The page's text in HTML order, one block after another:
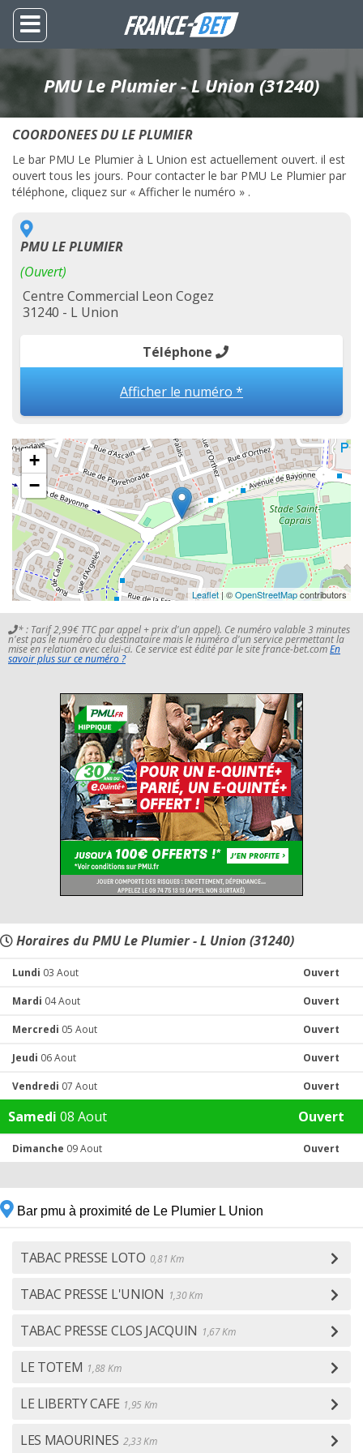
PMU Le Plumier - L Union (31240)
COORDONEES DU LE PLUMIER
Le bar PMU Le Plumier à L Union est actuellement ouvert. il est
ouvert tous les jours. Pour contacter le bar PMU Le Plumier par
téléphone, cliquez sur « Afficher le numéro » .
PMU LE PLUMIER
(Ouvert)
Centre Commercial Leon Cogez
31240 - L Union
Téléphone
Afficher le numéro *
+
−
Leaflet| ©OpenStreetMapcontributors
* : Tarif 2,99€ TTC par appel + prix d'un appel). Ce numéro valable 3 minutes
n'est pas le numéro du destinataire mais le numéro d'un service permettant la
mise en relation avec celui-ci. Ce service est édité par le site france-bet.comEn
savoir plus sur ce numéro ?
Horaires du PMU Le Plumier - L Union (31240)
Lundi 03 Aout Ouvert
Mardi 04 Aout Ouvert
Mercredi 05 Aout Ouvert
Jeudi 06 Aout Ouvert
Vendredi 07 Aout Ouvert
Samedi 08 Aout Ouvert
Dimanche 09 Aout Ouvert
Bar pmu à proximité de Le Plumier L Union
TABAC PRESSE LOTO 0,81 Km
TABAC PRESSE L'UNION 1,30 Km
TABAC PRESSE CLOS JACQUIN 1,67 Km
LE TOTEM 1,88 Km
LE LIBERTY CAFE 1,95 Km
LES MAOURINES 2,33 Km